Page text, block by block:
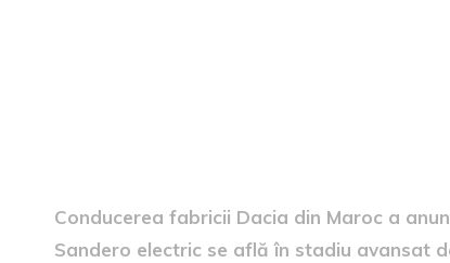
Conducerea fabricii Dacia din Maroc a
Sandero electric se află în stadiu avansat